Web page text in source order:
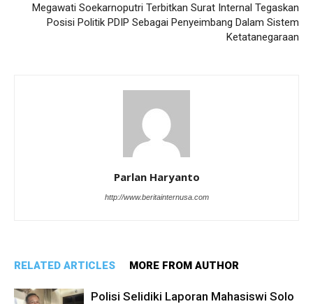
Megawati Soekarnoputri Terbitkan Surat Internal Tegaskan
Posisi Politik PDIP Sebagai Penyeimbang Dalam Sistem
Ketatanegaraan
Parlan Haryanto
http://www.beritainternusa.com
RELATED ARTICLES MORE FROM AUTHOR
Polisi Selidiki Laporan Mahasiswi Solo